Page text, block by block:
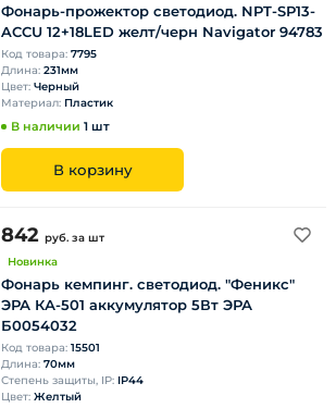
Фонарь-прожектор светодиод. NPT-SP13-
ACCU 12+18LED желт/черн Navigator 94783
Код товара: 7795
Длина: 231мм
Цвет: Черный
Материал: Пластик
В наличии 1 шт
В корзину
842 руб. за шт
Новинка
Фонарь кемпинг. светодиод. "Феникс"
ЭРА КА-501 аккумулятор 5Вт ЭРА
Б0054032
Код товара: 15501
Длина: 70мм
Степень защиты, IP: IP44
Цвет: Желтый